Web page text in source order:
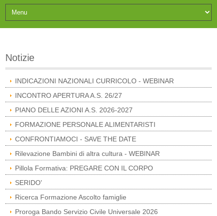
Notizie
INDICAZIONI NAZIONALI CURRICOLO - WEBINAR
INCONTRO APERTURA A.S. 26/27
PIANO DELLE AZIONI A.S. 2026-2027
FORMAZIONE PERSONALE ALIMENTARISTI
CONFRONTIAMOCI - SAVE THE DATE
Rilevazione Bambini di altra cultura - WEBINAR
Pillola Formativa: PREGARE CON IL CORPO
SERIDO'
Ricerca Formazione Ascolto famiglie
Proroga Bando Servizio Civile Universale 2026